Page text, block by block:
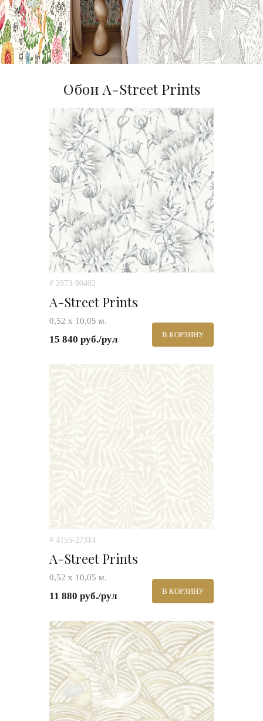
Обои A-Street Prints
# 2973-90402
A-Street Prints
0,52 х 10,05 м.
15 840 руб./рул В КОРЗИНУ
# 4155-27314
A-Street Prints
0,52 х 10,05 м.
11 880 руб./рул В КОРЗИНУ